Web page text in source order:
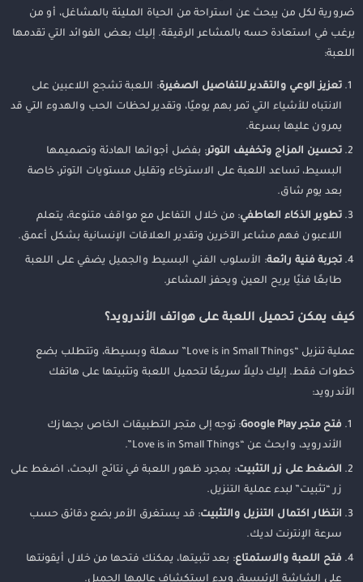
ضرورية لكل من يبحث عن استراحة من الحياة المليئة بالمشاغل، أو من
يرغب في استعادة حسه بالمشاعر الرقيقة. إليك بعض الفوائد التي تقدمها
اللعبة:
تعزيز الوعي والتقدير للتفاصيل الصغيرة: اللعبة تشجع اللاعبين على
الانتباه للأشياء التي تمر بهم يوميًا، وتقدير لحظات الحب والهدوء التي قد
يمرون عليها بسرعة.
تحسين المزاج وتخفيف التوتر: بفضل أجوائها الهادئة وتصميمها
البسيط، تساعد اللعبة على الاسترخاء وتقليل مستويات التوتر، خاصة
بعد يوم شاق.
تطوير الذكاء العاطفي: من خلال التفاعل مع مواقف متنوعة، يتعلم
اللاعبون فهم مشاعر الآخرين وتقدير العلاقات الإنسانية بشكل أعمق.
تجربة فنية رائعة: الأسلوب الفني البسيط والجميل يضفي على اللعبة
طابعًا فنيًا يريح العين ويحفز المشاعر.
كيف يمكن تحميل اللعبة على هواتف الأندرويد؟
عملية تنزيل “Love is in Small Things” سهلة وبسيطة، وتتطلب بضع
خطوات فقط. إليك دليلاً سريعًا لتحميل اللعبة وتثبيتها على هاتفك
الأندرويد:
فتح متجر Google Play
: توجه إلى متجر التطبيقات الخاص بجهازك
الأندرويد، وابحث عن “Love is in Small Things”.
الضغط على زر التثبيت: بمجرد ظهور اللعبة في نتائج البحث، اضغط على
زر “تثبيت” لبدء عملية التنزيل.
انتظار اكتمال التنزيل والتثبيت: قد يستغرق الأمر بضع دقائق حسب
سرعة الإنترنت لديك.
فتح اللعبة والاستمتاع: بعد تثبيتها، يمكنك فتحها من خلال أيقونتها
على الشاشة الرئيسية، وبدء استكشاف عالمها الجميل.